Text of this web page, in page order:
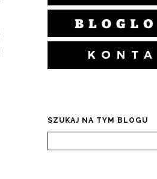
SZUKAJ NA TYM BLOGU